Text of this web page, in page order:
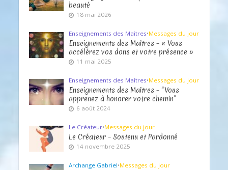
beauté
18 mai 2026
Enseignements des Maîtres•Messages du jour
Enseignements des Maîtres – « Vous
accélérez vos dons et votre présence »
11 mai 2025
Enseignements des Maîtres•Messages du jour
Enseignements des Maîtres – “Vous
apprenez à honorer votre chemin”
6 août 2024
Le Créateur•Messages du jour
Le Créateur – Soutenu et Pardonné
14 novembre 2025
Archange Gabriel•Messages du jour